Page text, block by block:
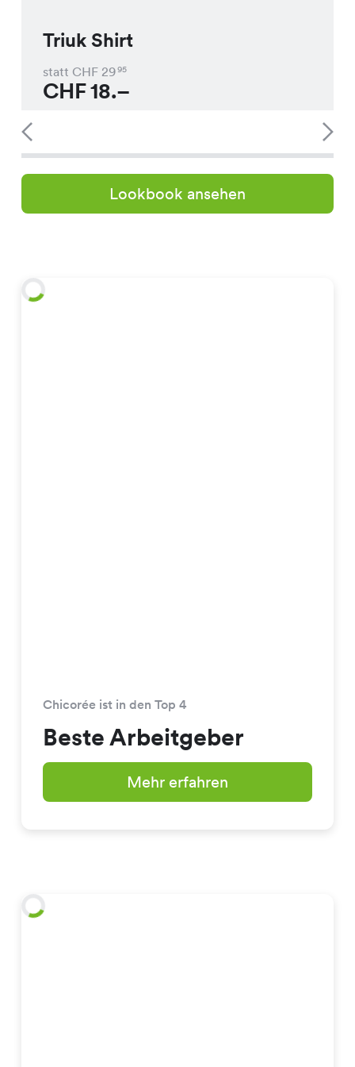
Triuk Shirt
statt CHF 2995
CHF18.–
Lookbook ansehen
Chicorée ist in den Top 4
Beste Arbeitgeber
Mehr erfahren